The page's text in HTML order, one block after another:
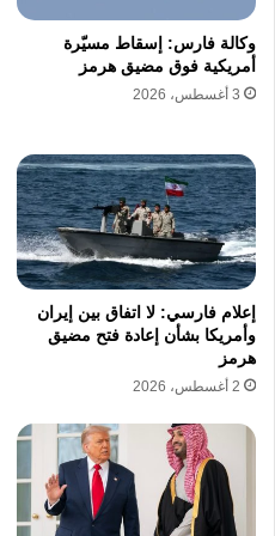
وأنها لا تُخاض من
حساب أهلنا”.
ثمن قرار لم يتخذوه
إيران إلى “أن ترحم
عن التعامل مع أهله
مفاوضاتها”.
وشدد سلام على أن
داعيًا اللبنانيين إلى
السماح ببقاء البلاد
وكالة فارس: إسقاط مسيّرة
أمريكية فوق مضيق هرمز
3 أغسطس، 2026
إعلام فارسي: لا اتفاق بين إيران
وأمريكا بشأن إعادة فتح مضيق
هرمز
2 أغسطس، 2026